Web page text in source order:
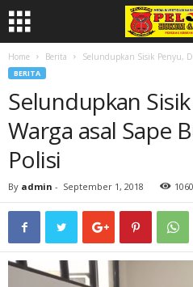
Home Berita Selundupkan Sisik Penyu,
BERITA
Selundupkan
Warga asal Sape
Polisi
By admin - September 1, 2018 1060